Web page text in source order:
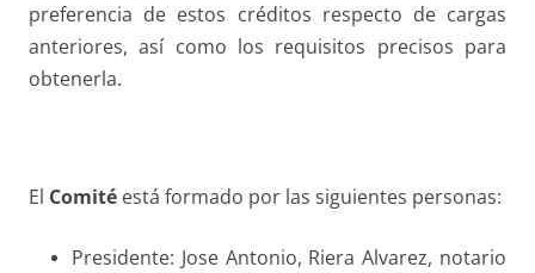
preferencia de estos créditos respecto de cargas
anteriores, así como los requisitos precisos para
obtenerla.
El Comité está formado por las siguientes personas:
Presidente: Jose Antonio, Riera Alvarez, notario